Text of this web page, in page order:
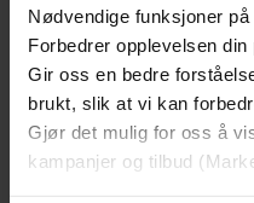
Nødvendige funksjoner
Forbedrer opplevelsen
Gir oss en bedre
brukt, slik at vi kan
Gjør det mulig for oss å
kampanjer og tilbud
Jo Nesbø
EBOK
Undertittel
An exciting